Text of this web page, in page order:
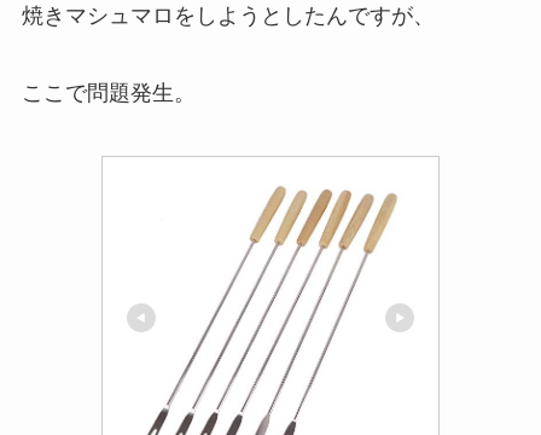
焼きマシュマロをしようとしたんですが、
ここで問題発生。